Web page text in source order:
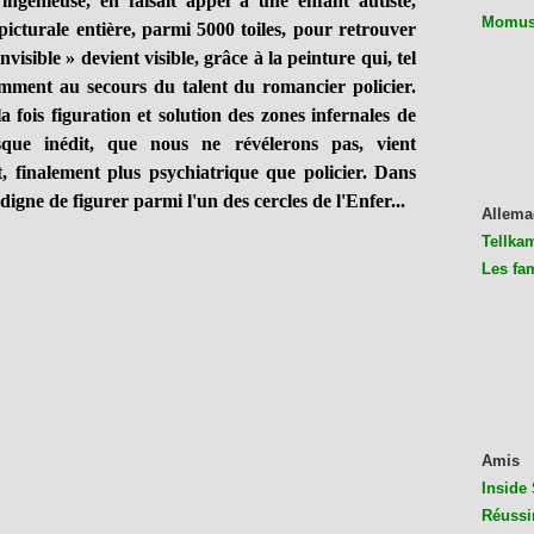
entière, parmi 5000 toiles, pour retrouver
» devient visible, grâce à la peinture qui, tel
au secours du talent du romancier policier.
fois figuration et solution des zones infernales de
inédit, que nous ne révélerons pas, vient
finalement plus psychiatrique que policier. Dans
de figurer parmi l'un des cercles de l'Enfer...
Les
Amis
Inside